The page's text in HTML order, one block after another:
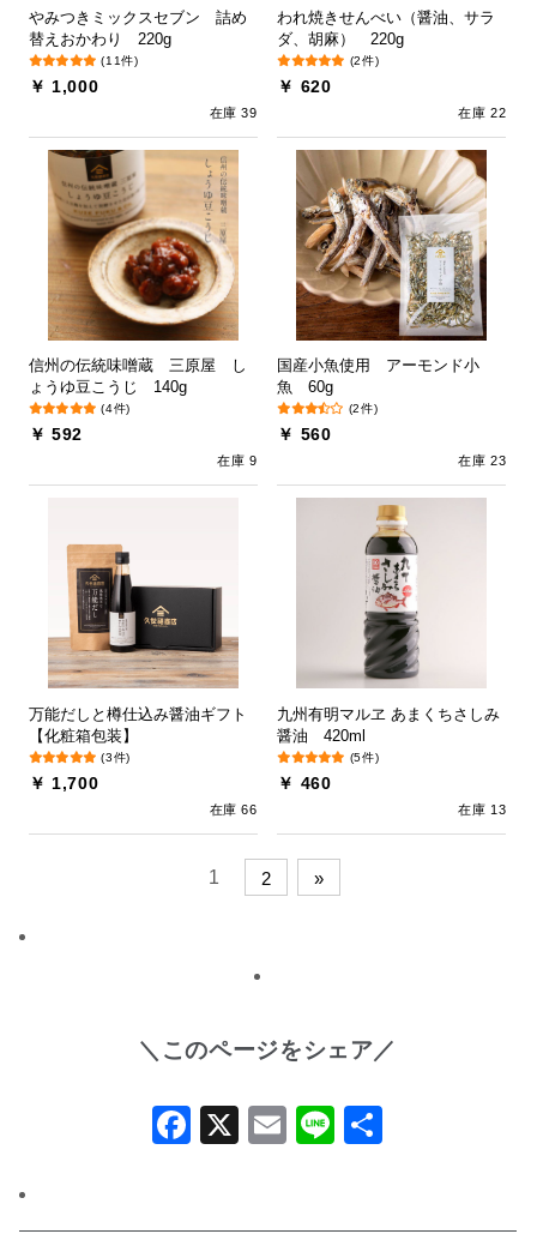
やみつきミックスセブン 詰め
替えおかわり 220g
(11件)
￥ 1,000
在庫 39
われ焼きせんべい（醤油、サラ
ダ、胡麻） 220g
(2件)
￥ 620
在庫 22
信州の伝統味噌蔵 三原屋 し
ょうゆ豆こうじ 140g
(4件)
￥ 592
在庫 9
国産小魚使用 アーモンド小
魚 60g
(2件)
￥ 560
在庫 23
万能だしと樽仕込み醤油ギフト
【化粧箱包装】
(3件)
￥ 1,700
在庫 66
九州有明マルヱ あまくちさしみ
醤油 420ml
(5件)
￥ 460
在庫 13
1 2 »
＼このページをシェア／
Facebook
X Email
Line